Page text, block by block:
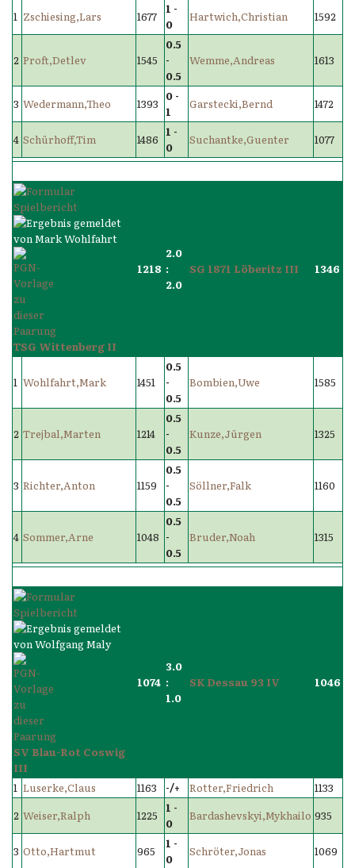
1 Zschiesing,Lars 1677
1 -
0
Hartwich,Christian 1592
2 Proft,Detlev 1545
0.5
-
0.5
Wemme,Andreas 1613
3 Wedermann,Theo 1393
0 -
1
Garstecki,Bernd 1472
4 Schürhoff,Tim 1486
1 -
0
Suchantke,Guenter 1077
TSG Wittenberg II
1218
2.0
:
2.0
SG 1871 Löberitz III 1346
1 Wohlfahrt,Mark 1451
0.5
-
0.5
Bombien,Uwe 1585
2 Trejbal,Marten 1214
0.5
-
0.5
Kunze,Jürgen 1325
3 Richter,Anton 1159
0.5
-
0.5
Söllner,Falk 1160
4 Sommer,Arne 1048
0.5
-
0.5
Bruder,Noah 1315
SV Blau-Rot Coswig
III
1074
3.0
:
1.0
SK Dessau 93 IV 1046
1 Luserke,Claus 1163 -/+ Rotter,Friedrich
1133
2 Weiser,Ralph 1225
1 -
0
Bardashevskyi,Mykhailo 935
3 Otto,Hartmut 965
1 -
0
Schröter,Jonas 1069